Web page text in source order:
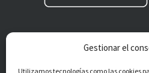
Gestionar el
Utilizamos tecnologías como las cookies
Cross Capital EAF S.L.